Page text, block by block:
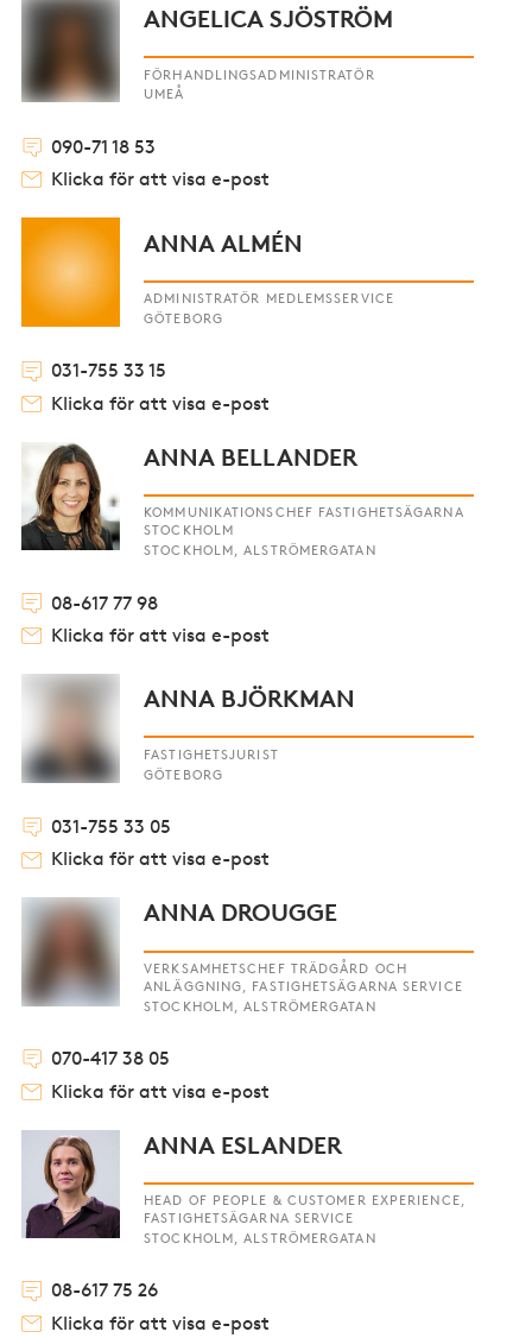
ANGELICA SJÖSTRÖM
FÖRHANDLINGSADMINISTRATÖR
UMEÅ
090-71 18 53
Klicka för att visa e-post
ANNA ALMÉN
ADMINISTRATÖR MEDLEMSSERVICE
GÖTEBORG
031-755 33 15
Klicka för att visa e-post
ANNA BELLANDER
KOMMUNIKATIONSCHEF FASTIGHETSÄGARNA
STOCKHOLM
STOCKHOLM, ALSTRÖMERGATAN
08-617 77 98
Klicka för att visa e-post
ANNA BJÖRKMAN
FASTIGHETSJURIST
GÖTEBORG
031-755 33 05
Klicka för att visa e-post
ANNA DROUGGE
VERKSAMHETSCHEF TRÄDGÅRD OCH
ANLÄGGNING, FASTIGHETSÄGARNA SERVICE
STOCKHOLM, ALSTRÖMERGATAN
070-417 38 05
Klicka för att visa e-post
ANNA ESLANDER
HEAD OF PEOPLE & CUSTOMER EXPERIENCE,
FASTIGHETSÄGARNA SERVICE
STOCKHOLM, ALSTRÖMERGATAN
08-617 75 26
Klicka för att visa e-post